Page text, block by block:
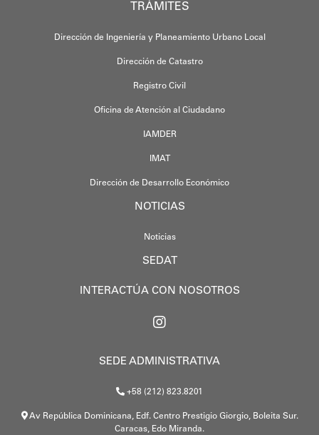
TRÁMITES
Dirección de Ingeniería y Planeamiento Urbano Local
Dirección de Catastro
Registro Civil
Oficina de Atención al Ciudadano
IAMDER
IMAT
Dirección de Desarrollo Económico
NOTICIAS
Noticias
SEDAT
INTERACTÚA CON NOSOTROS
SEDE ADMINISTRATIVA
+58 (212) 823.8201
Av República Dominicana, Edf. Centro Prestigio Giorgio, Boleita Sur.
Caracas, Edo Miranda.